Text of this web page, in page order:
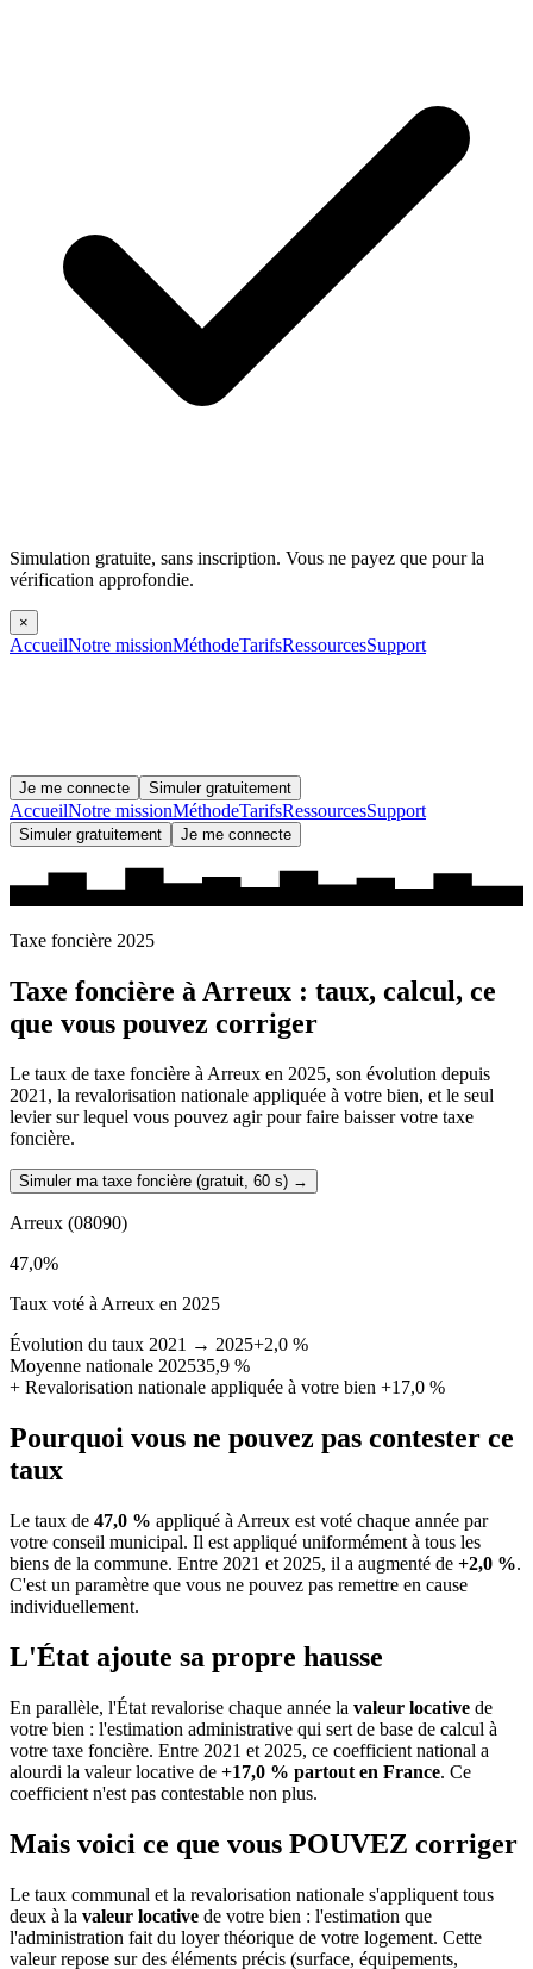
Simulation gratuite, sans inscription. Vous ne payez que pour la
vérification approfondie.
×
AccueilNotre missionMéthodeTarifsRessourcesSupport
Je me connecte Simuler gratuitement
AccueilNotre missionMéthodeTarifsRessourcesSupport
Simuler gratuitement Je me connecte
Taxe foncière 2025
Taxe foncière àArreux : taux, calcul, ce
que vous pouvez corriger
Le taux de taxe foncière à Arreux en 2025, son évolution depuis
2021, la revalorisation nationale appliquée à votre bien, et le seul
levier sur lequel vous pouvez agir pour faire baisser votre taxe
foncière.
Simuler ma taxe foncière (gratuit, 60 s) →
Arreux (08090)
47,0%
Taux voté à Arreux en 2025
Évolution du taux 2021 → 2025+2,0 %
Moyenne nationale 202535,9 %
+ Revalorisation nationale appliquée à votre bien +17,0 %
Pourquoi vous ne pouvez pas contester ce
taux
Le taux de 47,0 % appliqué à Arreux est voté chaque année par
votre conseil municipal. Il est appliqué uniformément à tous les
biens de la commune. Entre 2021 et 2025, il a augmenté de +2,0 %.
C'est un paramètre que vous ne pouvez pas remettre en cause
individuellement.
L'État ajoute sa propre hausse
En parallèle, l'État revalorise chaque année la valeur locative de
votre bien : l'estimation administrative qui sert de base de calcul à
votre taxe foncière. Entre 2021 et 2025, ce coefficient national a
alourdi la valeur locative de +17,0 % partout en France. Ce
coefficient n'est pas contestable non plus.
Mais voici ce que vous POUVEZ corriger
Le taux communal et la revalorisation nationale s'appliquent tous
deux à la valeur locative de votre bien : l'estimation que
l'administration fait du loyer théorique de votre logement. Cette
valeur repose sur des éléments précis (surface, équipements,